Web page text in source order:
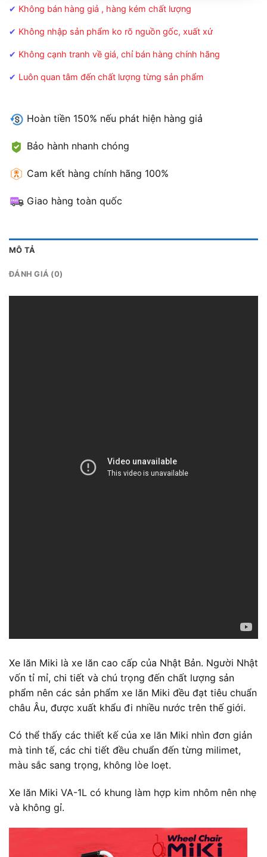
✔ Không bán hàng giả , hàng kém chất lượng
✔ Không nhập sản phẩm ko rõ nguồn gốc, xuất xứ
✔ Không cạnh tranh về giá, chỉ bán hàng chính hãng
✔ Luôn quan tâm đến chất lượng từng sản phẩm
Hoàn tiền 150% nếu phát hiện hàng giả
Bảo hành nhanh chóng
Cam kết hàng chính hãng 100%
Giao hàng toàn quốc
MÔ TẢ
ĐÁNH GIÁ (0)
Xe lăn Miki là xe lăn cao cấp của Nhật Bản. Người Nhật
vốn tỉ mỉ, chi tiết và chú trọng đến chất lượng sản
phẩm nên các sản phẩm xe lăn Miki đều đạt tiêu chuẩn
châu Âu, được xuất khẩu đi nhiều nước trên thế giới.
Có thể thấy các thiết kế của xe lăn Miki nhìn đơn giản
mà tinh tế, các chi tiết đều chuẩn đến từng milimet,
màu sắc sang trọng, không lòe loẹt.
Xe lăn Miki VA-1L có khung làm hợp kim nhôm nên nhẹ
và không gỉ.